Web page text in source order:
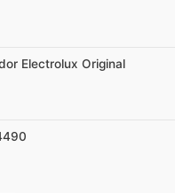
Electrolux Original